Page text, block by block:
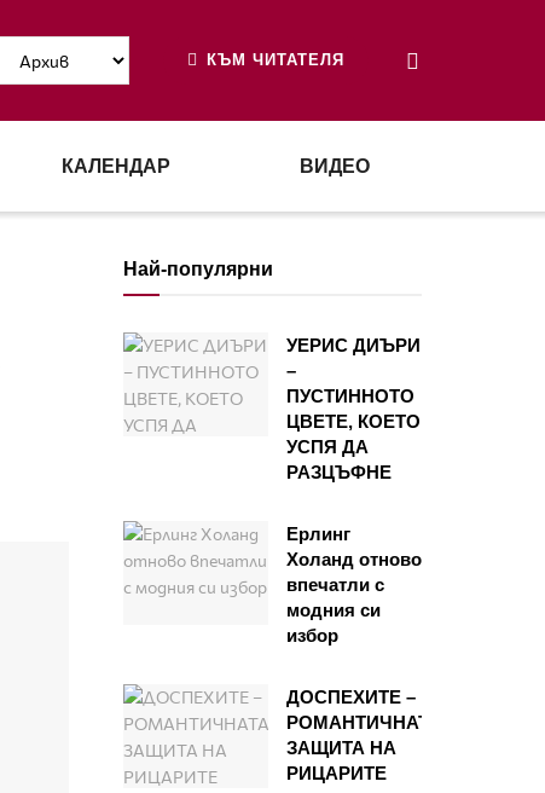
КЪМ ЧИТАТЕЛЯ
КАЛЕНДАР ВИДЕО
Най-популярни
УЕРИС ДИЪРИ
–
ПУСТИННОТО
ЦВЕТЕ, КОЕТО
УСПЯ ДА
РАЗЦЪФНЕ
Ерлинг
Холанд отново
впечатли с
модния си
избор
ДОСПЕХИТЕ –
РОМАНТИЧНАТА
ЗАЩИТА НА
РИЦАРИТЕ